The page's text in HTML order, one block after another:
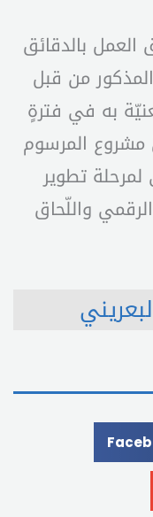
بالدقائق
من قبل
به في فترةٍ
مشروع المرسوم
تطوير
واللّحاق